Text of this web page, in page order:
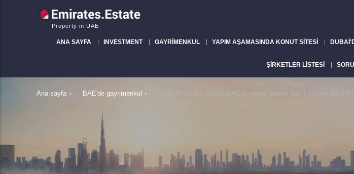
Property in UAE
ANA SAYFA INVESTMENT GAYRIMENKUL YAPIM AŞAMASINDA KONUT SITESI
ŞIRKETLER LISTESI
Ana sayfa › BAE'de gayrimenkul › Nadd Al Sheba, Dubai, BAE’de konut projesi Zen Lagoons No